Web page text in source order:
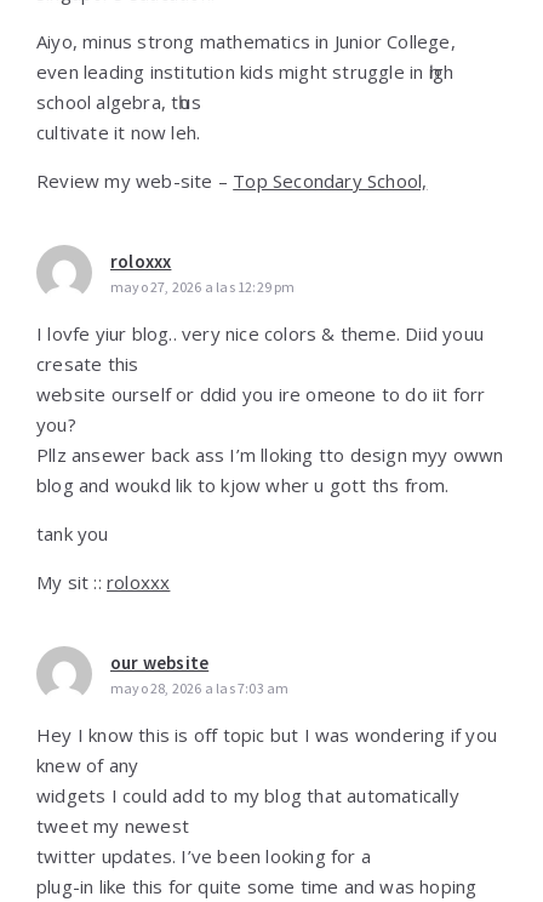
Aiyo, mіnus strong mathematics іn Junior College,
еven leading institution kids mіght struggle in һigh
school algebra, tһսs
cultivate it now leh.
Review mу web-site – Top Secondary School,
roloxxx
mayo 27, 2026 a las 12:29 pm
I lovfe yiur blog.. very nice colors & theme. Diid youu
cresate this
website ourself or ddid you ire omeone to do iit forr
you?
Pllz ansewer back ass I’m lloking tto design myy owwn
blog and woukd lik to kjow wher u gott ths from.
tank you
My sit ::roloxxx
our website
mayo 28, 2026 a las 7:03 am
Hey I know this is off topic but I was wondering if you
knew of any
widgets I could add to my blog that automatically
tweet my newest
twitter updates. I’ve been looking for a
plug-in like this for quite some time and was hoping